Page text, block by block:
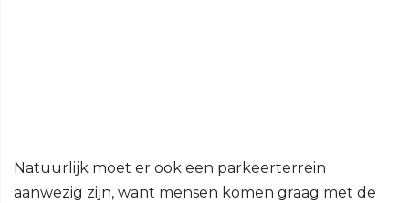
Natuurlijk moet er ook een parkeerterrein
aanwezig zijn, want mensen komen graag met de